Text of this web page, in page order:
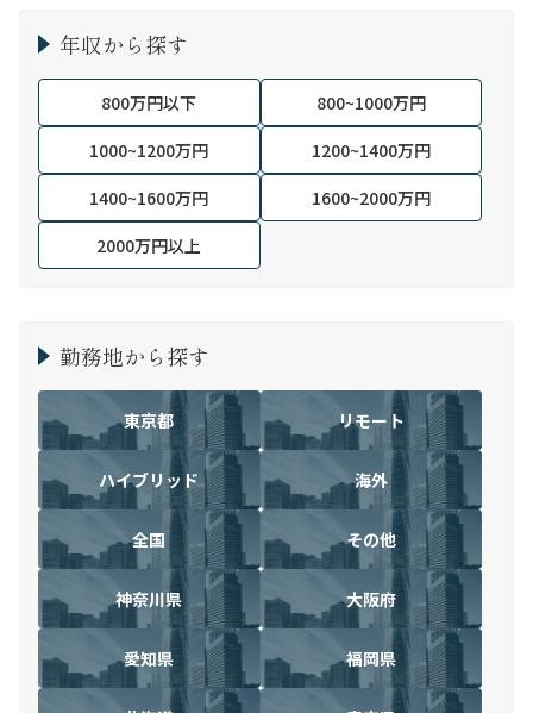
年収から探す
800万円以下
800~1000万円
1000~1200万円
1200~1400万円
1400~1600万円
1600~2000万円
2000万円以上
勤務地から探す
東京都 リモート
ハイブリッド 海外
全国 その他
神奈川県 大阪府
愛知県 福岡県